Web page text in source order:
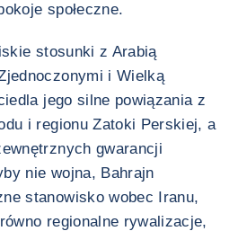
społeczne.
stosunki z Arabią
i Wielką
jego silne powiązania z
i regionu Zatoki Perskiej, a
gwarancji
nie wojna, Bahrajn
stanowisko wobec Iranu,
regionalne rywalizacje,